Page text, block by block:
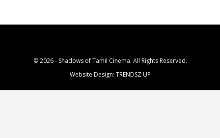
© 2026 - Shadows of Tamil Cinema. All Rights Reserved.
Website Design: TRENDSZ UP